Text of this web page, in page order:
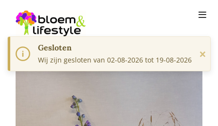
Gesloten
Wij zijn gesloten van 02-08-2026 tot 19-08-2026 ×